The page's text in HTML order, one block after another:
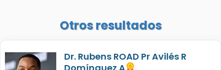
Otros resultados
Dr. Rubens ROAD Pr Avilés R